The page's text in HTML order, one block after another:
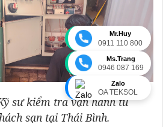
Mr.Huy
0911 110 800
Ms.Trang
0946 087 169
Zalo
OA TEKSOL
sư kiểm tra vận hành tủ
sạn tại Thái Bình.